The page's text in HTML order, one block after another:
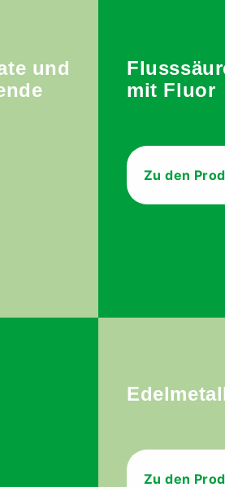
und
mit Fluor
Zu den
Zu den